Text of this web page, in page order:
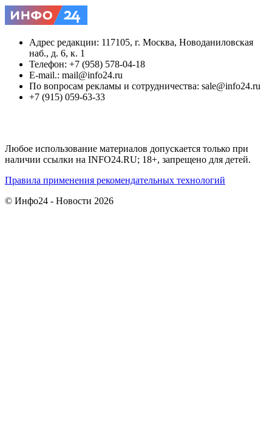
Адрес редакции: 117105, г. Москва, Новоданиловская
наб., д. 6, к. 1
Телефон: +7 (958) 578-04-18
E-mail.: mail@info24.ru
По вопросам рекламы и сотрудничества: sale@info24.ru
+7 (915) 059-63-33
Любое использование материалов допускается только при
наличии ссылки на INFO24.RU; 18+, запрещено для детей.
Правила применения рекомендательных технологий
© Инфо24 - Новости 2026